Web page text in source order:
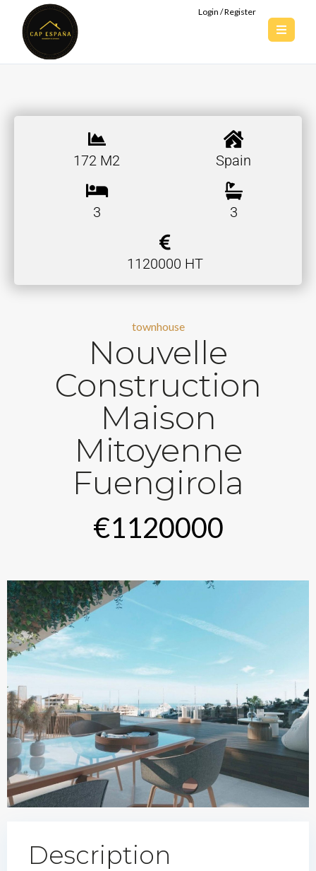
Login / Register
172 M2 Spain
3 3
1120000 HT
townhouse
Nouvelle
Construction
Maison
Mitoyenne
Fuengirola
€1120000
Description